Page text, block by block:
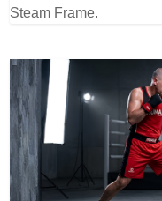
Steam Frame.